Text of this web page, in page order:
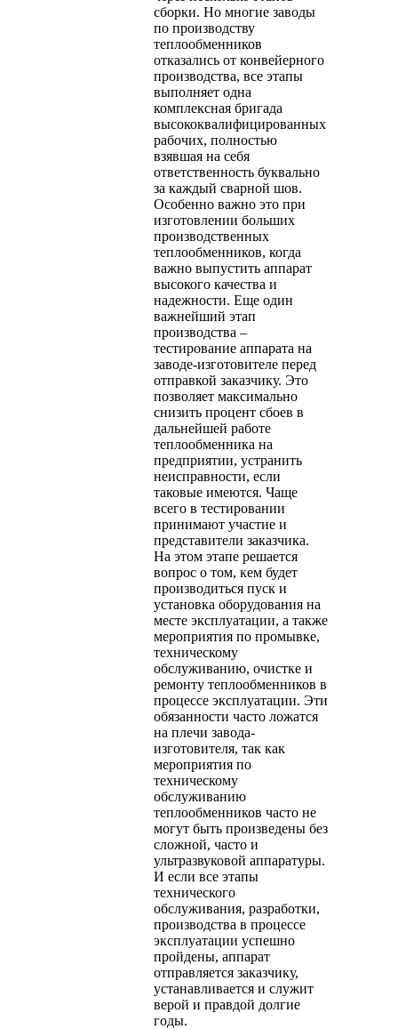
сборки. Но многие заводы
по производству
теплообменников
отказались от конвейерного
производства, все этапы
выполняет одна
комплексная бригада
высококвалифицированных
рабочих, полностью
взявшая на себя
ответственность буквально
за каждый сварной шов.
Особенно важно это при
изготовлении больших
производственных
теплообменников, когда
важно выпустить аппарат
высокого качества и
надежности. Еще один
важнейший этап
производства –
тестирование аппарата на
заводе-изготовителе перед
отправкой заказчику. Это
позволяет максимально
снизить процент сбоев в
дальнейшей работе
теплообменника на
предприятии, устранить
неисправности, если
таковые имеются. Чаще
всего в тестировании
принимают участие и
представители заказчика.
На этом этапе решается
вопрос о том, кем будет
производиться пуск и
установка оборудования на
месте эксплуатации, а также
мероприятия по промывке,
техническому
обслуживанию, очистке и
ремонту теплообменников в
процессе эксплуатации. Эти
обязанности часто ложатся
на плечи завода-
изготовителя, так как
мероприятия по
техническому
обслуживанию
теплообменников часто не
могут быть произведены без
сложной, часто и
ультразвуковой аппаратуры.
И если все этапы
технического
обслуживания, разработки,
производства в процессе
эксплуатации успешно
пройдены, аппарат
отправляется заказчику,
устанавливается и служит
верой и правдой долгие
годы.